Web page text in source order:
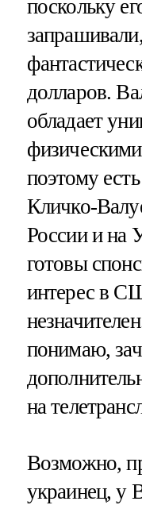
поскольку
долларов.
обладает
поэтому
Кличко-
России и на
готовы
интерес в
понимаю,
на
Возможно,
украинец, у